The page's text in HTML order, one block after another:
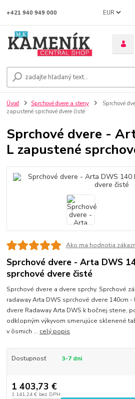
EUR
+421 940 949 000
Úvod Sprchové dvere a steny
Sprchové
zapustené sprchové dvere čisté
Sprchové dvere -
L zapustené
Ako ma hodnotia
Sprchové dvere - Arta DWS
sprchové dvere čisté
Sprchové dvere a dvere sprchy. Sprchové
radaway Arta DWS sprchové dvere 140cm
dvere Radaway Arta DWS k bočnej stene,
odklopným výkyvom smerujúce sklenené
v ôsmich ... celý popis
Dostupnosť 3-7 dni
1 403,73 €
1 141,24 € bez DPH